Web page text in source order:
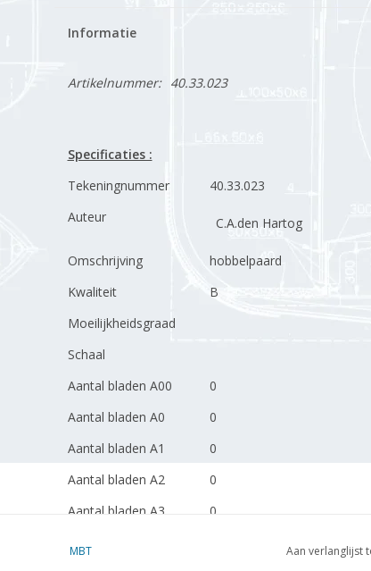
Informatie
Artikelnummer: 40.33.023
Specificaties :
Tekeningnummer
40.33.023
Auteur
C.A.den Hartog
Omschrijving
hobbelpaard
Kwaliteit
B
Moeilijkheidsgraad
Schaal
Aantal bladen A00
0
Aantal bladen A0
0
Aantal bladen A1
0
Aantal bladen A2
0
Aantal bladen A3
0
MBT Aan verlanglijst